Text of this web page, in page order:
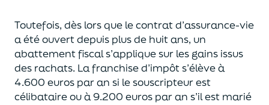
Toutefois, dès lors que le contrat d’assurance-vie
a été ouvert depuis plus de huit ans, un
abattement fiscal s’applique sur les gains issus
des rachats. La franchise d’impôts’élève à
4.600 euros par an si le souscripteurest
célibataire ou à 9.200 euros par an s’il est marié